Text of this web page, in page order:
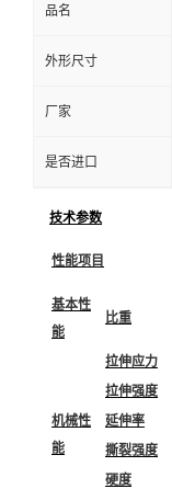
品名
外形尺寸
厂家
是否进口
技术参数
性能项目
基本性
能
比重
机械性
能
拉伸应力
拉伸强度
延伸率
撕裂强度
硬度